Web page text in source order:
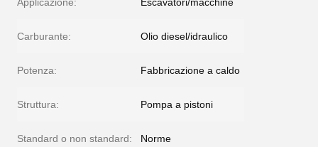
Carburante: Olio diesel/idraulico
Potenza: Fabbricazione a caldo
Struttura: Pompa a pistoni
Standard o non standard: Norme